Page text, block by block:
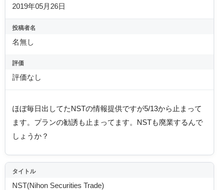
2019年05月26日
投稿者名
名無し
評価
評価なし
ほぼ毎日出してたNSTの情報提供ですが5/13から止まって
ます。プランの勧誘も止まってます。NSTも廃業するんで
しょうか？
タイトル
NST(Nihon Securities Trade)